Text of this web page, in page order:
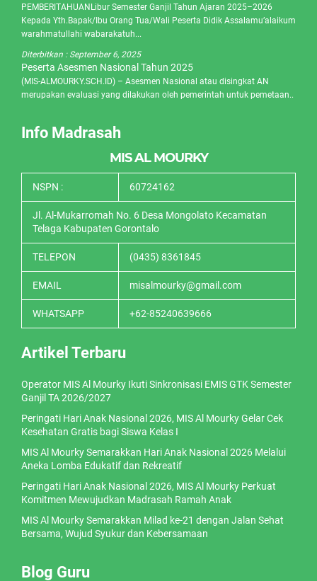
PEMBERITAHUANLibur Semester Ganjil Tahun Ajaran 2025–2026
Kepada Yth.Bapak/Ibu Orang Tua/Wali Peserta Didik Assalamu’alaikum
warahmatullahi wabarakatuh...
Diterbitkan : September 6, 2025
Peserta Asesmen Nasional Tahun 2025
(MIS-ALMOURKY.SCH.ID) – Asesmen Nasional atau disingkat AN
merupakan evaluasi yang dilakukan oleh pemerintah untuk pemetaan..
Info Madrasah
MIS AL MOURKY
NSPN : 60724162
Jl. Al-Mukarromah No. 6 Desa Mongolato Kecamatan
Telaga Kabupaten Gorontalo
TELEPON (0435) 8361845
EMAIL misalmourky@gmail.com
WHATSAPP +62-85240639666
Artikel Terbaru
Operator MIS Al Mourky Ikuti Sinkronisasi EMIS GTK Semester
Ganjil TA 2026/2027
Peringati Hari Anak Nasional 2026, MIS Al Mourky Gelar Cek
Kesehatan Gratis bagi Siswa Kelas I
MIS Al Mourky Semarakkan Hari Anak Nasional 2026 Melalui
Aneka Lomba Edukatif dan Rekreatif
Peringati Hari Anak Nasional 2026, MIS Al Mourky Perkuat
Komitmen Mewujudkan Madrasah Ramah Anak
MIS Al Mourky Semarakkan Milad ke-21 dengan Jalan Sehat
Bersama, Wujud Syukur dan Kebersamaan
Blog Guru